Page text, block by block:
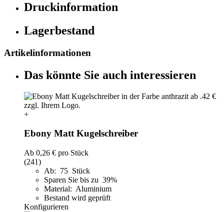
Druckinformation
Lagerbestand
Artikelinformationen
Das könnte Sie auch interessieren
+
Ebony Matt Kugelschreiber
Ab 0,26 € pro Stück
(241)
Ab: 75 Stück
Sparen Sie bis zu 39%
Material: Aluminium
Bestand wird geprüft
Konfigurieren